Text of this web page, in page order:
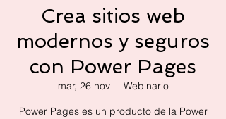
Crea sitios web
modernos y seguros
con Power Pages
mar, 26 nov
  |
Webinario
Power Pages es un producto de la Power